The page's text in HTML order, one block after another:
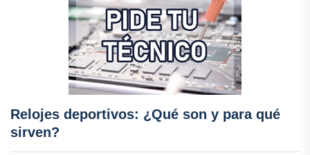
Relojes deportivos: ¿Qué son y para qué
sirven?